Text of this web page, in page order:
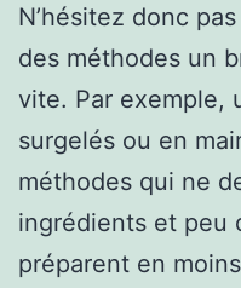
N’hésitez donc
des méthodes un
vite. Par exemple,
surgelés ou en
méthodes qui ne
ingrédients et peu
préparent en